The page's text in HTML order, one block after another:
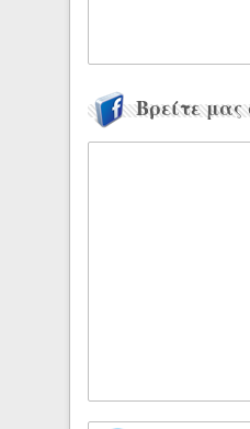
Βρείτε μας